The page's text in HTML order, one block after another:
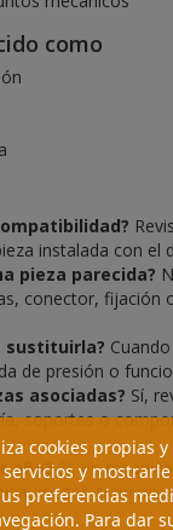
como
instalada con el
pieza parecida?
conector, fijación
sustituirla?
de presión o
asociadas? Sí,
soportes o
año?Sí, en
motor,
cookies propias
y
preferencias
Para dar